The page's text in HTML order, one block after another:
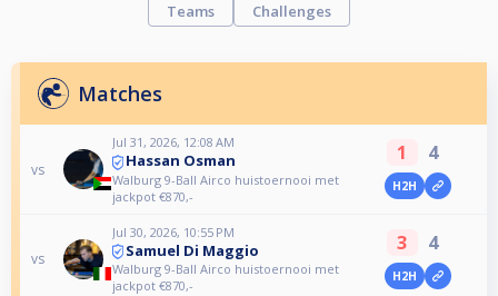
Teams
Challenges
Matches
vs
Jul 31, 2026, 12:08 AM
Hassan Osman
Walburg 9-Ball Airco huistoernooi met
jackpot €870,-
1 4
H2H
vs
Jul 30, 2026, 10:55 PM
Samuel Di Maggio
Walburg 9-Ball Airco huistoernooi met
jackpot €870,-
3 4
H2H